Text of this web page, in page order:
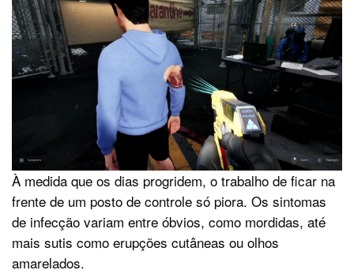
À medida que os dias progridem, o trabalho de ficar na
frente de um posto de controle só piora. Os sintomas
de infecção variam entre óbvios, como mordidas, até
mais sutis como erupções cutâneas ou olhos
amarelados.